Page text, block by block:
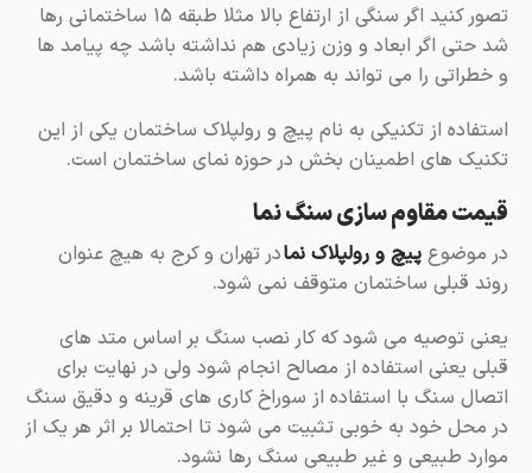
تصور کنید اگر سنگی از ارتفاع بالا مثلا طبقه ۱۵ ساختمانی رها
شد حتی اگر ابعاد و وزن زیادی هم نداشته باشد چه پیامد ها
و خطراتی را می تواند به همراه داشته باشد.
استفاده از تکنیکی به نام پیچ و رولپلاک ساختمان یکی از این
تکنیک های اطمینان بخش در حوزه نمای ساختمان است.
قیمت مقاوم سازی سنگ نما
در موضوع پیچ و رولپلاک نمادر تهران و کرج به هیچ عنوان
روند قبلی ساختمان متوقف نمی شود.
یعنی توصیه می شود که کار نصب سنگ بر اساس متد های
قبلی یعنی استفاده از مصالح انجام شود ولی در نهایت برای
اتصال سنگ با استفاده از سوراخ کاری های قرینه و دقیق سنگ
در محل خود به خوبی تثبیت می شود تا احتمالا بر اثر هر یک از
موارد طبیعی و غیر طبیعی سنگ رها نشود.